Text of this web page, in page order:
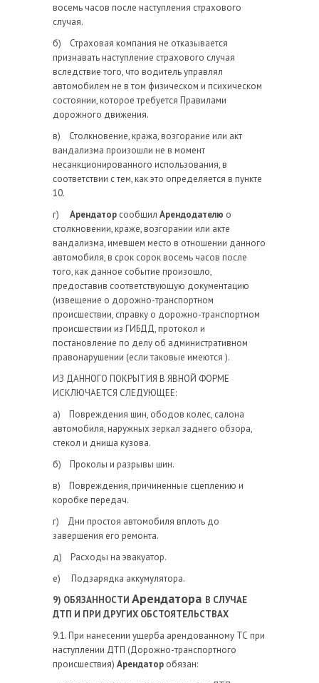
восемь часов после наступления страхового
случая.
б) Страховая компания не отказывается
признавать наступление страхового случая
вследствие того, что водитель управлял
автомобилем не в том физическом и психическом
состоянии, которое требуется Правилами
дорожного движения.
в) Столкновение, кража, возгорание или акт
вандализма произошли не в момент
несанкционированного использования, в
соответствии с тем, как это определяется в пункте
10.
г) Арендатор сообщил Арендодателю о
столкновении, краже, возгорании или акте
вандализма, имевшем место в отношении данного
автомобиля, в срок сорок восемь часов после
того, как данное событие произошло,
предоставив соответствующую документацию
(извещение о дорожно-транспортном
происшествии, справку о дорожно-транспортном
происшествии из ГИБДД, протокол и
постановление по делу об административном
правонарушении (если таковые имеются ).
ИЗ ДАННОГО ПОКРЫТИЯ В ЯВНОЙ ФОРМЕ
ИСКЛЮЧАЕТСЯ СЛЕДУЮЩЕЕ:
а) Повреждения шин, ободов колес, салона
автомобиля, наружных зеркал заднего обзора,
стекол и днища кузова.
б) Проколы и разрывы шин.
в) Повреждения, причиненные сцеплению и
коробке передач.
г) Дни простоя автомобиля вплоть до
завершения его ремонта.
д) Расходы на эвакуатор.
е) Подзарядка аккумулятора.
9) ОБЯЗАННОСТИ Арендатора В СЛУЧАЕ
ДТП И ПРИ ДРУГИХ ОБСТОЯТЕЛЬСТВАХ
9.1. При нанесении ущерба арендованному ТС при
наступлении ДТП (Дорожно-транспортного
происшествия) Арендатор обязан: